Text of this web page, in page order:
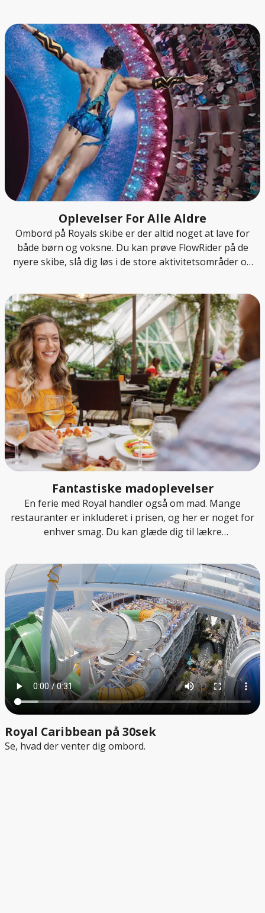
Oplevelser For Alle Aldre
Ombord på Royals skibe er der altid noget at lave for
både børn og voksne. Du kan prøve FlowRider på de
nyere skibe, slå dig løs i de store aktivitetsområder og
sammen.
Fantastiske madoplevelser
En ferie med Royal handler også om mad. Mange
restauranter er inkluderet i prisen, og her er noget for
enhver smag. Du kan glæde dig til lækre
sager i løbet af dagen.
Royal Caribbean på 30sek
Se, hvad der venter dig ombord.